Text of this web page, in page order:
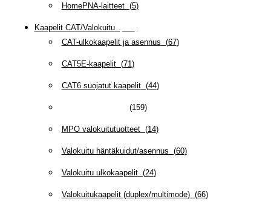
HomePNA-laitteet(5)
Kaapelit CAT/Valokuitu(
CAT-ulkokaapelit ja asennus (67)
CAT5E-kaapelit(71 )
CAT6 suojatut kaapelit(44)
(159)
MPO valokuitutuotteet(14)
Valokuitu häntäkuidut/asennus (60)
Valokuitu ulkokaapelit(24)
Valokuitukaapelit (duplex/multimode)(66)